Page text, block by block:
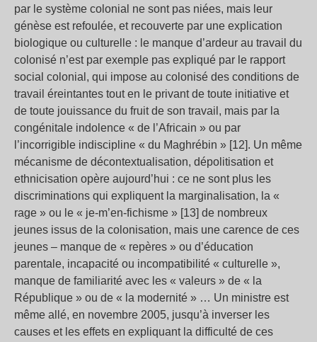
par le système colonial ne sont pas niées, mais leur
génèse est refoulée, et recouverte par une explication
biologique ou culturelle : le manque d’ardeur au travail du
colonisé n’est par exemple pas expliqué par le rapport
social colonial, qui impose au colonisé des conditions de
travail éreintantes tout en le privant de toute initiative et
de toute jouissance du fruit de son travail, mais par la
congénitale indolence « de l’Africain » ou par
l’incorrigible indiscipline « du Maghrébin » [12]. Un même
mécanisme de décontextualisation, dépolitisation et
ethnicisation opère aujourd’hui : ce ne sont plus les
discriminations qui expliquent la marginalisation, la «
rage » ou le « je-m’en-fichisme » [13] de nombreux
jeunes issus de la colonisation, mais une carence de ces
jeunes – manque de « repères » ou d’éducation
parentale, incapacité ou incompatibilité « culturelle »,
manque de familiarité avec les « valeurs » de « la
République » ou de « la modernité » … Un ministre est
même allé, en novembre 2005, jusqu’à inverser les
causes et les effets en expliquant la difficulté de ces